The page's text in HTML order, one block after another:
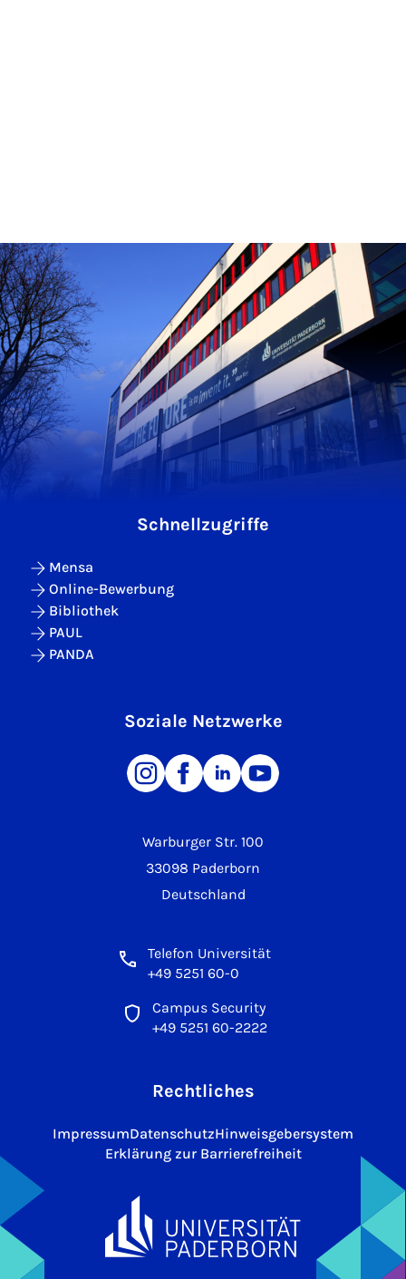
Warburger Str. 100
33098 Paderborn
Deutschland
Telefon Universität
+49 5251 60-0
Campus Security
+49 5251 60-2222
Schnellzugriffe
Mensa
Online-Bewerbung
Bibliothek
PAUL
PANDA
Soziale Netzwerke
Rechtliches
ImpressumDatenschutzHinweisgebersystem
Erklärung zur Barrierefreiheit